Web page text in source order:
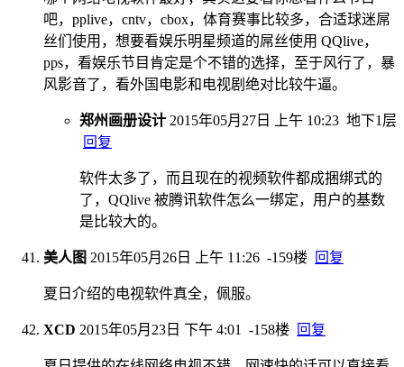
吧，pplive，cntv，cbox，体育赛事比较多，合适球迷屌
丝们使用，想要看娱乐明星频道的屌丝使用 QQlive，
pps，看娱乐节目肯定是个不错的选择，至于风行了，暴
风影音了，看外国电影和电视剧绝对比较牛逼。
郑州画册设计 2015年05月27日 上午 10:23 地下1层
回复
软件太多了，而且现在的视频软件都成捆绑式的
了，QQlive 被腾讯软件怎么一绑定，用户的基数
是比较大的。
美人图 2015年05月26日 上午 11:26 -159楼 回复
夏日介绍的电视软件真全，佩服。
XCD 2015年05月23日 下午 4:01 -158楼 回复